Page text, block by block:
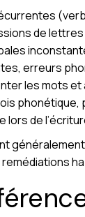
de lettres
erreurs
les mots et
phonétique,
lors de